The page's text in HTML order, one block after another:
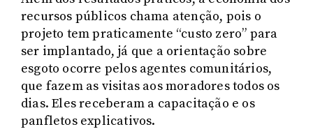
recursos públicos chama atenção, pois o
projeto tem praticamente “custo zero” para
ser implantado, já que a orientação sobre
esgoto ocorre pelos agentes comunitários,
que fazem as visitas aos moradores todos os
dias. Eles receberam a capacitação e os
panfletos explicativos.